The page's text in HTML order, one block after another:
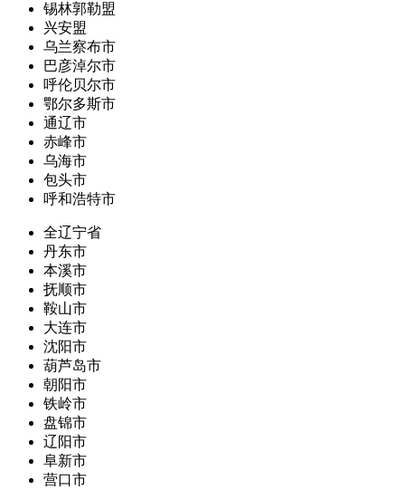
锡林郭勒盟
兴安盟
乌兰察布市
巴彦淖尔市
呼伦贝尔市
鄂尔多斯市
通辽市
赤峰市
乌海市
包头市
呼和浩特市
全辽宁省
丹东市
本溪市
抚顺市
鞍山市
大连市
沈阳市
葫芦岛市
朝阳市
铁岭市
盘锦市
辽阳市
阜新市
营口市